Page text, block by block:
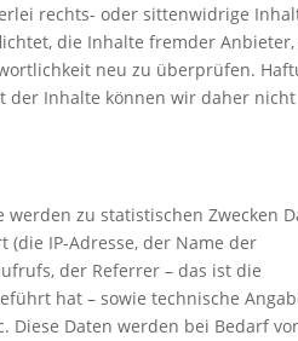
rechts- oder sittenwidrige
die Inhalte fremder
neu zu überprüfen.
der Inhalte können wir daher nicht
zu statistischen Zwecken
IP-Adresse, der Name der
der Referrer – das ist die
hat – sowie technische
Diese Daten werden bei Bedarf